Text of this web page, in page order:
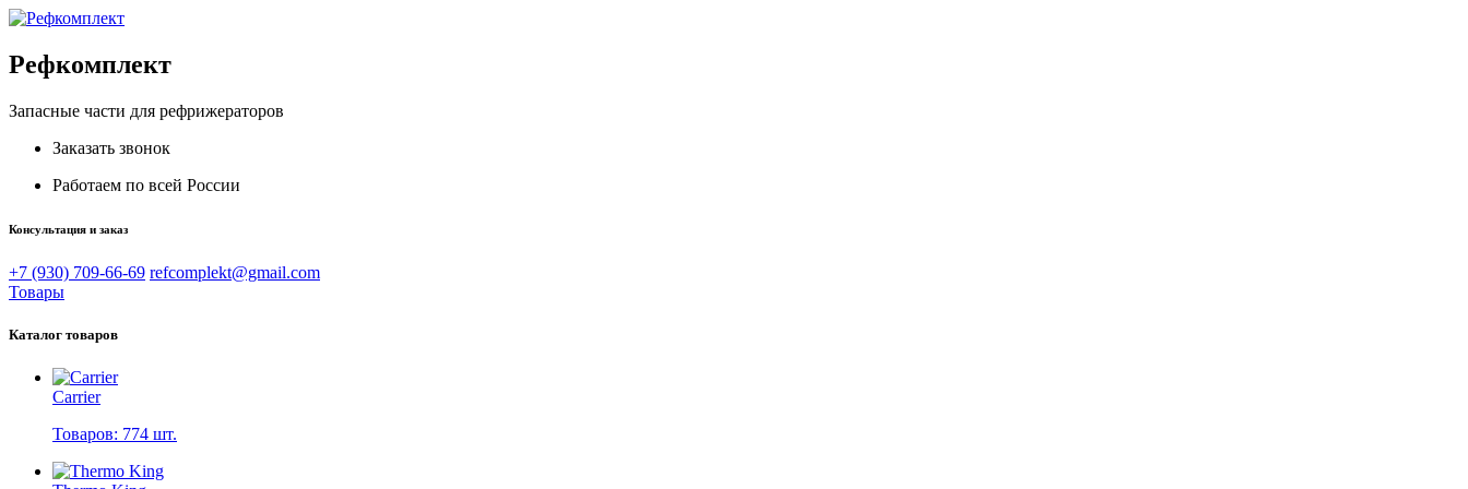
Рефкомплект
Запасные части для рефрижераторов
Заказать звонок
Работаем по всей России
Консультация и заказ
+7 (930) 709-66-69 refcomplekt@gmail.com
Товары
Каталог товаров
Carrier
Товаров: 774 шт.